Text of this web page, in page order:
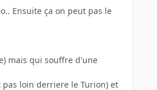
Ensuite ça on peut pas le
mais qui souffre d'une
loin derriere le Turion) et